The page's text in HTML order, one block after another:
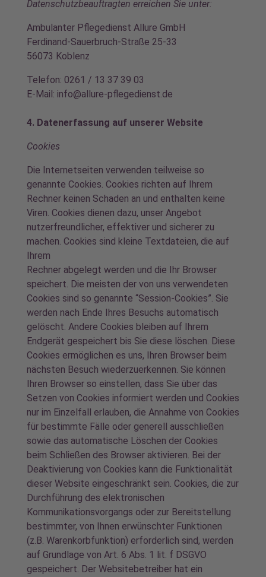
Datenschutzbeauftragten erreichen Sie unter:
Ambulanter Pflegedienst Allure GmbH
Ferdinand-Sauerbruch-Straße 25-33
56073 Koblenz
Telefon: 0261 / 13 37 39 03
E-Mail: info@allure-pflegedienst.de
4. Datenerfassung auf unserer Website
Cookies
Die Internetseiten verwenden teilweise so
genannte Cookies. Cookies richten auf Ihrem
Rechner keinen Schaden an und enthalten keine
Viren. Cookies dienen dazu, unser Angebot
nutzerfreundlicher, effektiver und sicherer zu
machen. Cookies sind kleine Textdateien, die auf
Ihrem
Rechner abgelegt werden und die Ihr Browser
speichert. Die meisten der von uns verwendeten
Cookies sind so genannte “Session-Cookies”. Sie
werden nach Ende Ihres Besuchs automatisch
gelöscht. Andere Cookies bleiben auf Ihrem
Endgerät gespeichert bis Sie diese löschen. Diese
Cookies ermöglichen es uns, Ihren Browser beim
nächsten Besuch wiederzuerkennen. Sie können
Ihren Browser so einstellen, dass Sie über das
Setzen von Cookies informiert werden und Cookies
nur im Einzelfall erlauben, die Annahme von Cookies
für bestimmte Fälle oder generell ausschließen
sowie das automatische Löschen der Cookies
beim Schließen des Browser aktivieren. Bei der
Deaktivierung von Cookies kann die Funktionalität
dieser Website eingeschränkt sein. Cookies, die zur
Durchführung des elektronischen
Kommunikationsvorgangs oder zur Bereitstellung
bestimmter, von Ihnen erwünschter Funktionen
(z.B. Warenkorbfunktion) erforderlich sind, werden
auf Grundlage von Art. 6 Abs. 1 lit. f DSGVO
gespeichert. Der Websitebetreiber hat ein